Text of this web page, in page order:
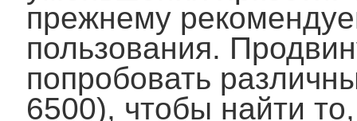
прежнему
пользования.
попробовать
6500), чтобы найти